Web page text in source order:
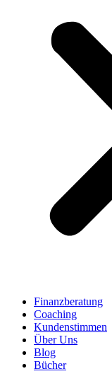
Finanzberatung
Coaching
Kundenstimmen
Über Uns
Blog
Bücher